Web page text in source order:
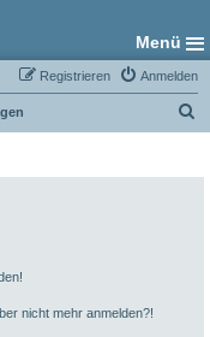
Menü
Anmelden
Registrieren
nicht mehr anmelden?!